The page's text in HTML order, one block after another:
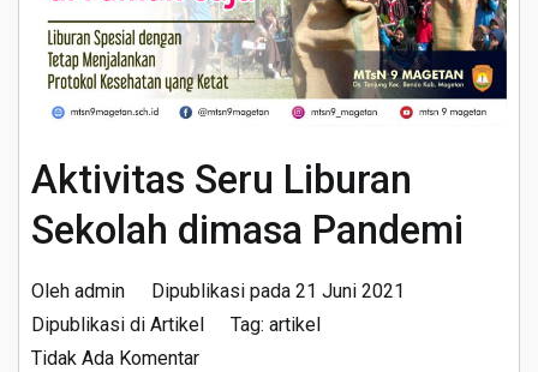
Aktivitas Seru Liburan
Sekolah dimasa Pandemi
Oleh admin Dipublikasi pada 21 Juni 2021
Dipublikasi di Artikel Tag: artikel
Tidak Ada Komentarpada